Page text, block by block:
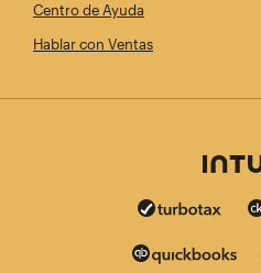
Centro de Ayuda
Hablar con Ventas